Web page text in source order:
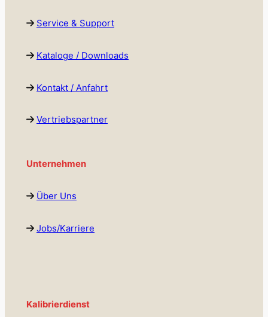
Service & Support
Kataloge / Downloads
Kontakt / Anfahrt
Vertriebspartner
Unternehmen
Über Uns
Jobs/Karriere
Kalibrierdienst